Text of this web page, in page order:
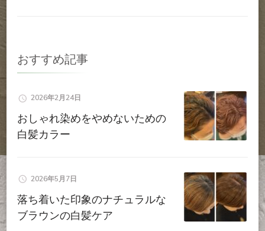
シ
ョ
ン
おすすめ記事
2026年2月24日
おしゃれ染めをやめないための
白髪カラー
2026年5月7日
落ち着いた印象のナチュラルな
ブラウンの白髪ケア